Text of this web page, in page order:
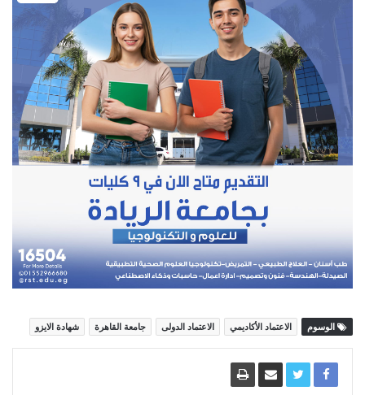
الوسوم الاعتماد الأكاديمي الاعتماد الدولى جامعة القاهرة شهادة الايزو